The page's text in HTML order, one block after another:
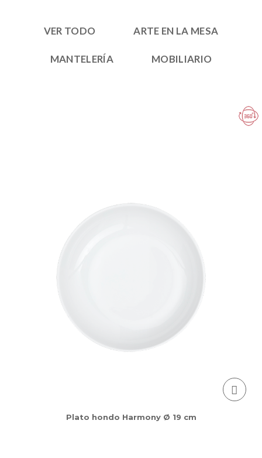
VER TODO ARTE EN LA MESA
MANTELERÍA MOBILIARIO
Plato hondo Harmony Ø 19 cm